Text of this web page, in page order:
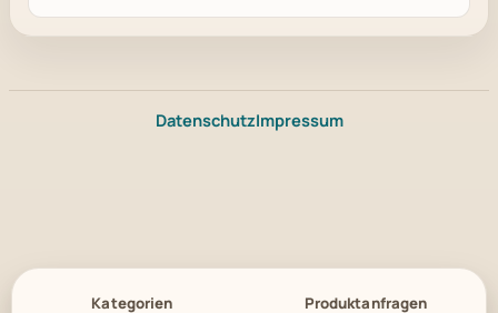
DatenschutzImpressum
Kategorien Produktanfragen